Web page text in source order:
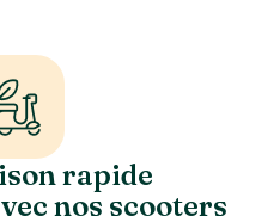
rapide
nos scooters